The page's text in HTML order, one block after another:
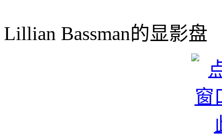
Lillian Bassman的显影盘